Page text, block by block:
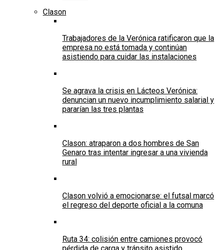
Clason
Trabajadores de la Verónica ratificaron que la
empresa no está tomada y continúan
asistiendo para cuidar las instalaciones
Se agrava la crisis en Lácteos Verónica:
denuncian un nuevo incumplimiento salarial y
pararían las tres plantas
Clason: atraparon a dos hombres de San
Genaro tras intentar ingresar a una vivienda
rural
Clason volvió a emocionarse: el futsal marcó
el regreso del deporte oficial a la comuna
Ruta 34: colisión entre camiones provocó